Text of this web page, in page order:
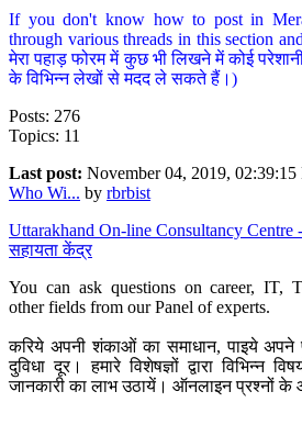
If you don't know how to post in
through various threads in this section
मेरा पहाड़ फोरम में कुछ भी लिखने में कोई
के विभिन्न लेखों से मदद ले सकते हैं।)
Posts: 276
Topics: 11
Last post: November 04, 2019, 02:39:15
Who Wi... by rbrbist
Uttarakhand On-line Consultancy Centre
सहायता केंद्र
You can ask questions on career, IT,
other fields from our Panel of experts.
करिये अपनी शंकाओं का समाधान, पाइये अपने
दुविधा दूर। हमारे विशेषज्ञों द्वारा विभिन्न
जानकारी का लाभ उठायें। ऑनलाइन प्रश्नों के